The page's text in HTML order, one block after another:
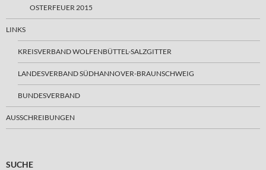
OSTERFEUER 2015
LINKS
KREISVERBAND WOLFENBÜTTEL-SALZGITTER
LANDESVERBAND SÜDHANNOVER-BRAUNSCHWEIG
BUNDESVERBAND
AUSSCHREIBUNGEN
SUCHE